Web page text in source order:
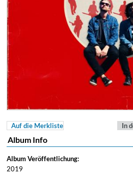
Auf die Merkliste In
Album Info
Album Veröffentlichung:
2019